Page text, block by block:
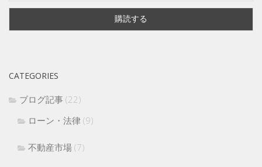
CATEGORIES
ブログ記事 (22)
ローン・法律 (9)
不動産市場 (7)